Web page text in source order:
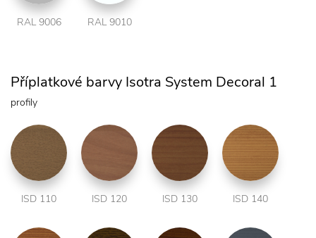
RAL 9006 RAL 9010
Příplatkové barvy Isotra System Decoral 1
profily
ISD 110 ISD 120 ISD 130 ISD 140